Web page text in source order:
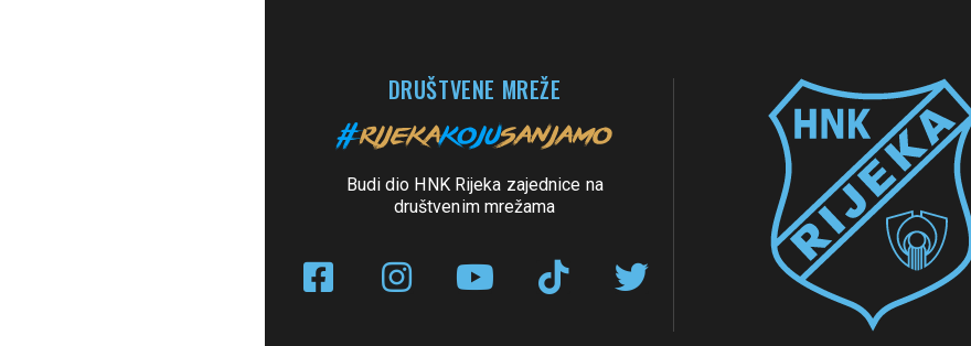
DRUŠTVENE MREŽE
Budi dio HNK Rijeka zajednice na
društvenim mrežama